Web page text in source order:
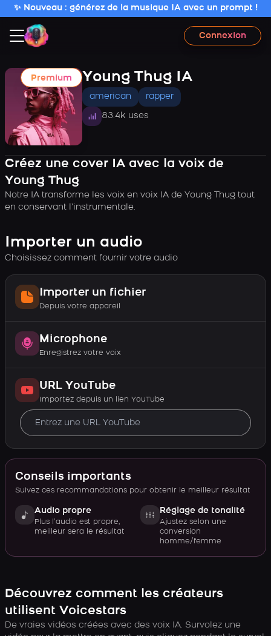
✨ Nouveau : générez de la musique IA avec un prompt !
Connexion
Premium Young Thug IA
american rapper
83.4k uses
Créez une cover IA avec la voix de
Young Thug
Notre IA transforme les voix en voix IA de Young Thug tout
en conservant l’instrumentale.
Importer un audio
Choisissez comment fournir votre audio
Importer un fichier
Depuis votre appareil
Microphone
Enregistrez votre voix
URL YouTube
Importez depuis un lien YouTube
Conseils importants
Suivez ces recommandations pour obtenir le meilleur résultat
Audio propre
Plus l’audio est propre,
meilleur sera le résultat
Réglage de tonalité
Ajustez selon une
conversion
homme/femme
Découvrez comment les créateurs
utilisent Voicestars
De vraies vidéos créées avec des voix IA. Survolez une